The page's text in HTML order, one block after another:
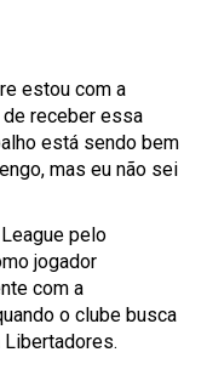
estou com a
receber essa
está sendo bem
mas eu não sei
pelo
jogador
com a
o clube busca